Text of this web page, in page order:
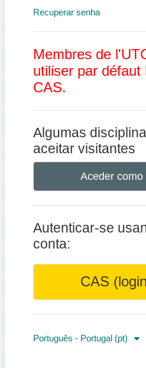
Recuperar senha
Membres de
utiliser par défaut
CAS.
Algumas
aceitar visitantes
Aceder como
Autenticar-se
conta:
CAS
Português - Portugal ‎(pt)‎